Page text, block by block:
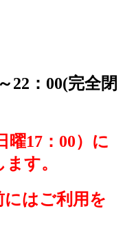
22：00(完全閉
曜17：00）に
す。
にはご利用を